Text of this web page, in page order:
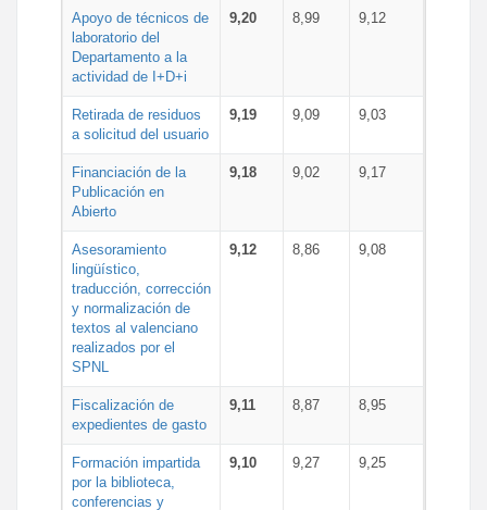
Apoyo de técnicos de
laboratorio del
Departamento a la
actividad de I+D+i
9,20 8,99 9,12
Retirada de residuos
a solicitud del usuario
9,19 9,09 9,03
Financiación de la
Publicación en
Abierto
9,18 9,02 9,17
Asesoramiento
lingüístico,
traducción, corrección
y normalización de
textos al valenciano
realizados por el
SPNL
9,12 8,86 9,08
Fiscalización de
expedientes de gasto
9,11 8,87 8,95
Formación impartida
por la biblioteca,
conferencias y
9,10 9,27 9,25